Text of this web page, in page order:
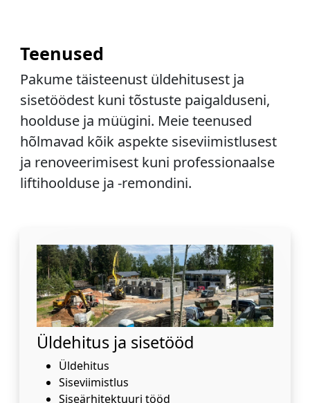
Teenused
Pakume täisteenust üldehitusest ja
sisetöödest kuni tõstuste paigalduseni,
hoolduse ja müügini. Meie teenused
hõlmavad kõik aspekte siseviimistlusest
ja renoveerimisest kuni professionaalse
liftihoolduse ja -remondini.
Üldehitus ja sisetööd
Üldehitus
Siseviimistlus
Siseärhitektuuri tööd